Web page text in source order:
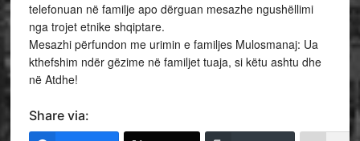
telefonuan në familje apo dërguan mesazhe ngushëllimi
nga trojet etnike shqiptare.
Mesazhi përfundon me urimin e familjes Mulosmanaj: Ua
kthefshim ndër gëzime në familjet tuaja, si këtu ashtu dhe
në Atdhe!
Share via: